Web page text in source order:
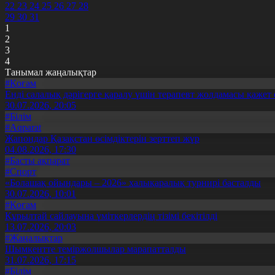
22 23 24 25 26 27 28
29 30 31
1
2
3
4
Танымал жаңалықтар
#Қоғам
Енді салалық дәрігерге қаралу үшін терапевт жолдамасы қажет
30.07.2026, 20:05
#Білім
#Aqparat
Жапондар Қазақстан өсімдіктерін зерттеп жүр
04.08.2026, 17:30
#Басты ақпарат
#Спорт
«Болашақ ойындары – 2026» халықаралық турнирі басталды
30.07.2026, 10:01
#Қоғам
Құрылтай сайлауына үміткерлердің тізімі бекітілді
13.07.2026, 20:03
#Жаңалықтар
Шымкентте теміржолшылар марапатталды
31.07.2026, 17:15
#Білім